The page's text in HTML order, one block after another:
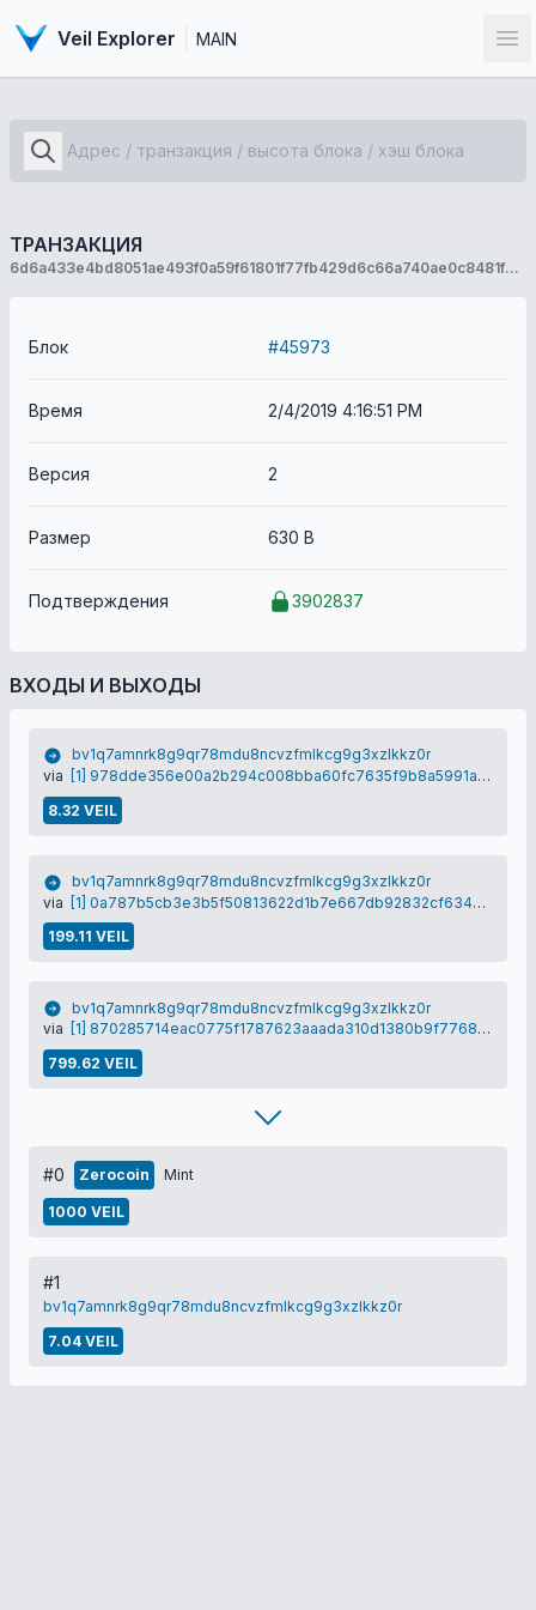
Veil Explorer MAIN
ТРАНЗАКЦИЯ
6d6a433e4bd8051ae493f0a59f61801f77fb429d6c66a740ae0c8481fa2234d7
Блок #45973
Время 2/4/2019 4:16:51 PM
Версия 2
Размер 630 B
Подтверждения 3902837
ВХОДЫ И ВЫХОДЫ
bv1q7amnrk8g9qr78mdu8ncvzfmlkcg9g3xzlkkz0r
via
[1] 978dde356e00a2b294c008bba60fc7635f9b8a5991a0d30d780f7279d411a04f
8.32 VEIL
bv1q7amnrk8g9qr78mdu8ncvzfmlkcg9g3xzlkkz0r
via [1] 0a787b5cb3e3b5f50813622d1b7e667db92832cf634c8423343bbe12ff32e19f
199.11 VEIL
bv1q7amnrk8g9qr78mdu8ncvzfmlkcg9g3xzlkkz0r
via
[1] 870285714eac0775f1787623aaada310d1380b9f77684e3b061524cf4a01ebe8
799.62 VEIL
#0 Zerocoin Mint
1000 VEIL
#1
bv1q7amnrk8g9qr78mdu8ncvzfmlkcg9g3xzlkkz0r
7.04 VEIL